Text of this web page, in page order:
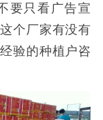
要只看广告宣
个厂家有没有
验的种植户咨